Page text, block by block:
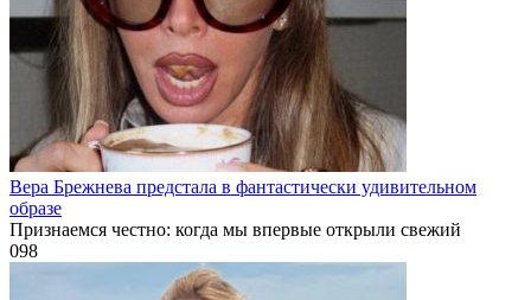
Вера Брежнева предстала в фантастически удивительном
образе
Признаемся честно: когда мы впервые открыли свежий
098